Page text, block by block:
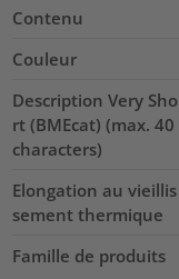
Contenu
Couleur
Description Very Sho
rt (BMEcat) (max. 40
characters)
Elongation au vieillis
sement thermique
Famille de produits